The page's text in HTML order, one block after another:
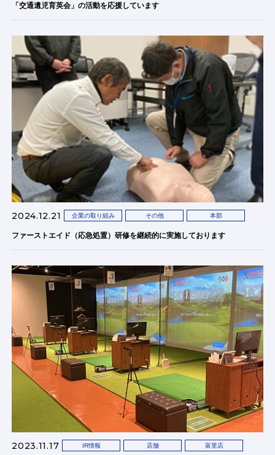
「交通遺児育英会」の活動を応援しています
2024.12.21 企業の取り組み その他 本部
ファーストエイド（応急処置）研修を継続的に実施しております
2023.11.17 IR情報 店舗 富里店